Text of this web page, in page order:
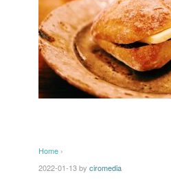
Home ›
2022-01-13by ciromedia